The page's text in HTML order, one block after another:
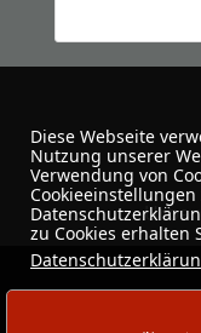
Diese Webseite
Nutzung unserer
Verwendung von
zu Cookies erhalten